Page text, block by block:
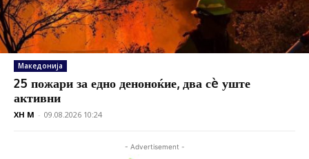
Македонија
25 пожари за едно деноноќие, два сè уште
активни
XH M - 09.08.2026 10:24
- Advertisement -